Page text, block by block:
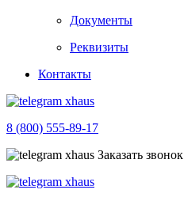
Документы
Реквизиты
Контакты
8 (800) 555-89-17
Заказать звонок